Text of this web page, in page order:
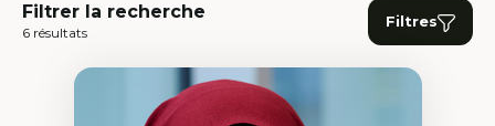
Filtrer la recherche
6 résultats
Filtres